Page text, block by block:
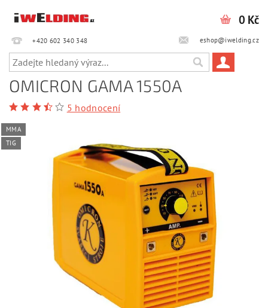
+420 602 340 348‎‎ eshop@iwelding.cz
0 Kč
OMICRON GAMA 1550A
5 hodnocení
MMA
TIG